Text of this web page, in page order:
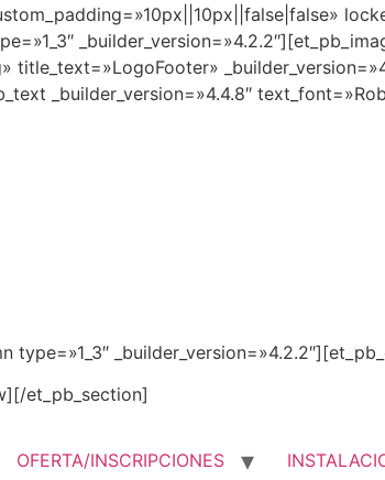
_builder_version=»4.4.8″
et_pb_section]
OFERTA/INSCRIPCIONES